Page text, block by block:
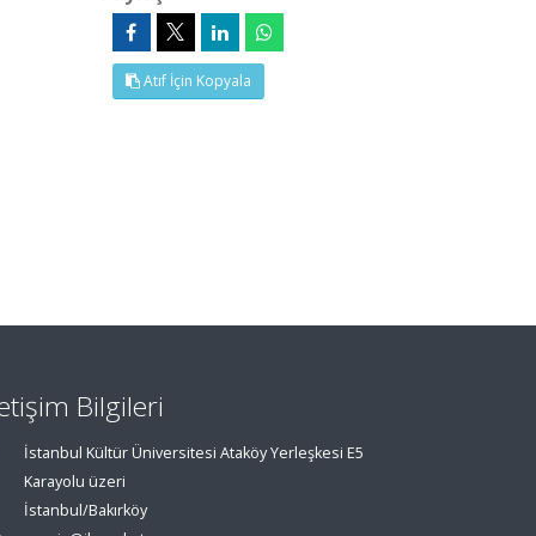
Atıf İçin Kopyala
Bilgileri
İstanbul Kültür Üniversitesi Ataköy Yerleşkesi E5
Karayolu üzeri
İstanbul/Bakırköy